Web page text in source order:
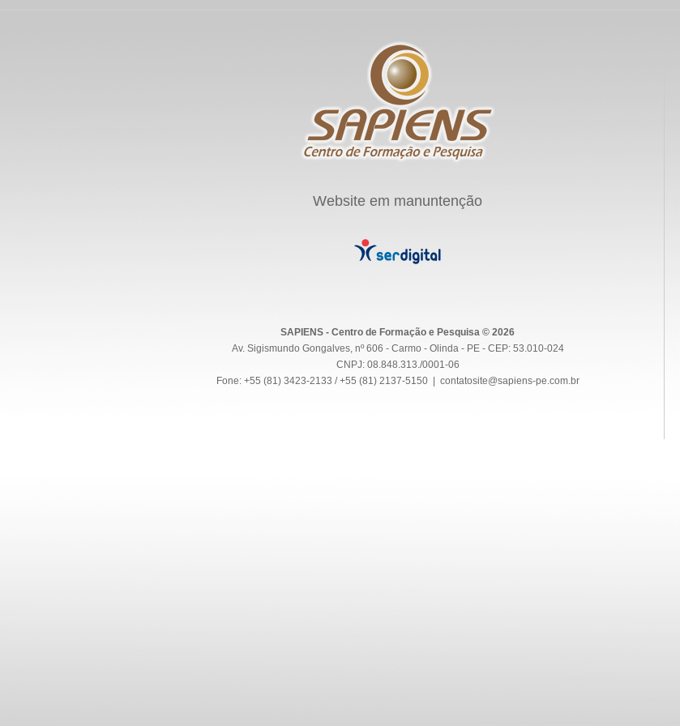
Website em manuntenção
SAPIENS - Centro de Formação e Pesquisa © 2026
Av. Sigismundo Gongalves, nº 606 - Carmo - Olinda - PE - CEP: 53.010-024
CNPJ: 08.848.313./0001-06
Fone: +55 (81) 3423-2133 / +55 (81) 2137-5150 | contatosite@sapiens-pe.com.br